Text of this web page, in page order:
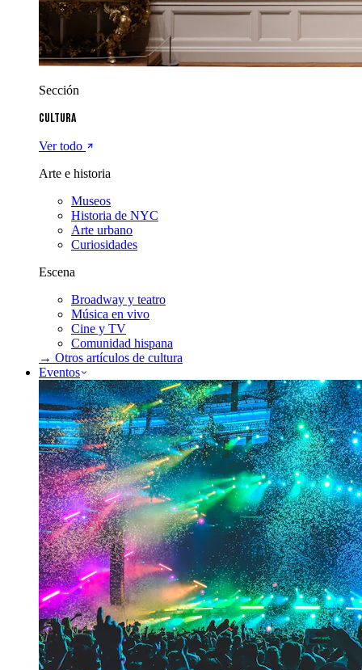
Sección
Cultura
Ver todo
Arte e historia
Museos
Historia de NYC
Arte urbano
Curiosidades
Escena
Broadway y teatro
Música en vivo
Cine y TV
Comunidad hispana
→ Otros artículos de cultura
Eventos